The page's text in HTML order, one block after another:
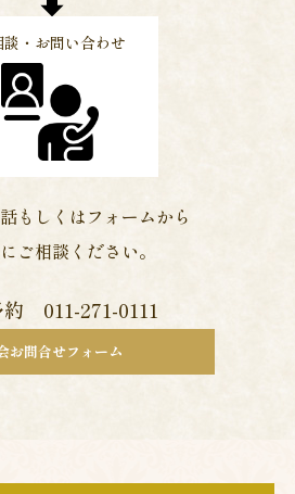
談・お問い合わせ
もしくはフォームから
ご相談ください。
約 011-271-0111
お問合せフォーム